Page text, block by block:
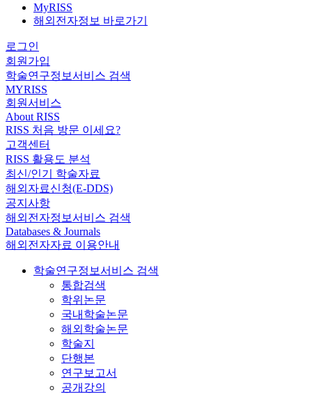
MyRISS
해외전자정보 바로가기
로그인
회원가입
학술연구정보서비스 검색
MYRISS
회원서비스
About RISS
RISS 처음 방문 이세요?
고객센터
RISS 활용도 분석
최신/인기 학술자료
해외자료신청(E-DDS)
공지사항
해외전자정보서비스 검색
Databases & Journals
해외전자자료 이용안내
학술연구정보서비스 검색
통합검색
학위논문
국내학술논문
해외학술논문
학술지
단행본
연구보고서
공개강의